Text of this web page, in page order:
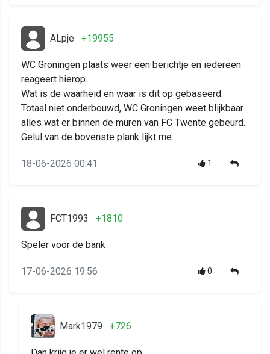
ALpje +19955
WC Groningen plaats weer een berichtje en iedereen
reageert hierop.
Wat is de waarheid en waar is dit op gebaseerd.
Totaal niet onderbouwd, WC Groningen weet blijkbaar
alles wat er binnen de muren van FC Twente gebeurd.
Gelul van de bovenste plank lijkt me.
18-06-2026 00:41 1
FCT1993 +1810
Speler voor de bank
17-06-2026 19:56 0
Mark1979 +726